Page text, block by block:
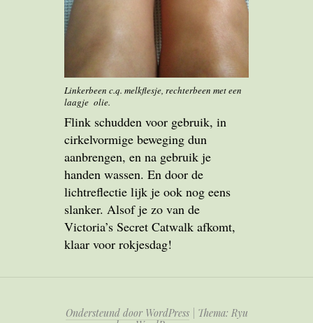
Linkerbeen c.q. melkflesje, rechterbeen met een
laagje olie.
Flink schudden voor gebruik, in
cirkelvormige beweging dun
aanbrengen, en na gebruik je
handen wassen. En door de
lichtreflectie lijk je ook nog eens
slanker. Alsof je zo van de
Victoria’s Secret Catwalk afkomt,
klaar voor rokjesdag!
Ondersteund door WordPress
Thema: Ryu